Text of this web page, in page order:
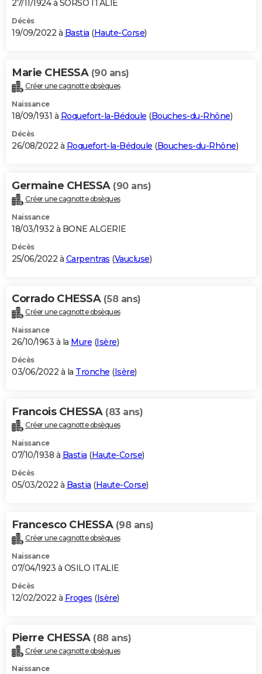
27/11/1924 à SORSO ITALIE
Décès
19/09/2022 à Bastia (Haute-Corse)
Marie CHESSA (90 ans)
Créer une cagnotte obsèques
Naissance
18/09/1931 à Roquefort-la-Bédoule (Bouches-du-Rhône)
Décès
26/08/2022 à Roquefort-la-Bédoule (Bouches-du-Rhône)
Germaine CHESSA (90 ans)
Créer une cagnotte obsèques
Naissance
18/03/1932 à BONE ALGERIE
Décès
25/06/2022 à Carpentras (Vaucluse)
Corrado CHESSA (58 ans)
Créer une cagnotte obsèques
Naissance
26/10/1963 à la Mure (Isère)
Décès
03/06/2022 à la Tronche (Isère)
Francois CHESSA (83 ans)
Créer une cagnotte obsèques
Naissance
07/10/1938 à Bastia (Haute-Corse)
Décès
05/03/2022 à Bastia (Haute-Corse)
Francesco CHESSA (98 ans)
Créer une cagnotte obsèques
Naissance
07/04/1923 à OSILO ITALIE
Décès
12/02/2022 à Froges (Isère)
Pierre CHESSA (88 ans)
Créer une cagnotte obsèques
Naissance